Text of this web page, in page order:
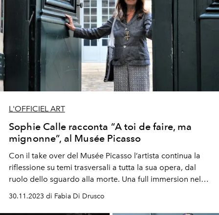
L'OFFICIEL ART
Sophie Calle racconta “A toi de faire, ma
mignonne”, al Musée Picasso
Con il take over del Musée Picasso l’artista continua la
riflessione su temi trasversali a tutta la sua opera, dal
ruolo dello sguardo alla morte. Una full immersion nel
30.11.2023 di Fabia Di Drusco